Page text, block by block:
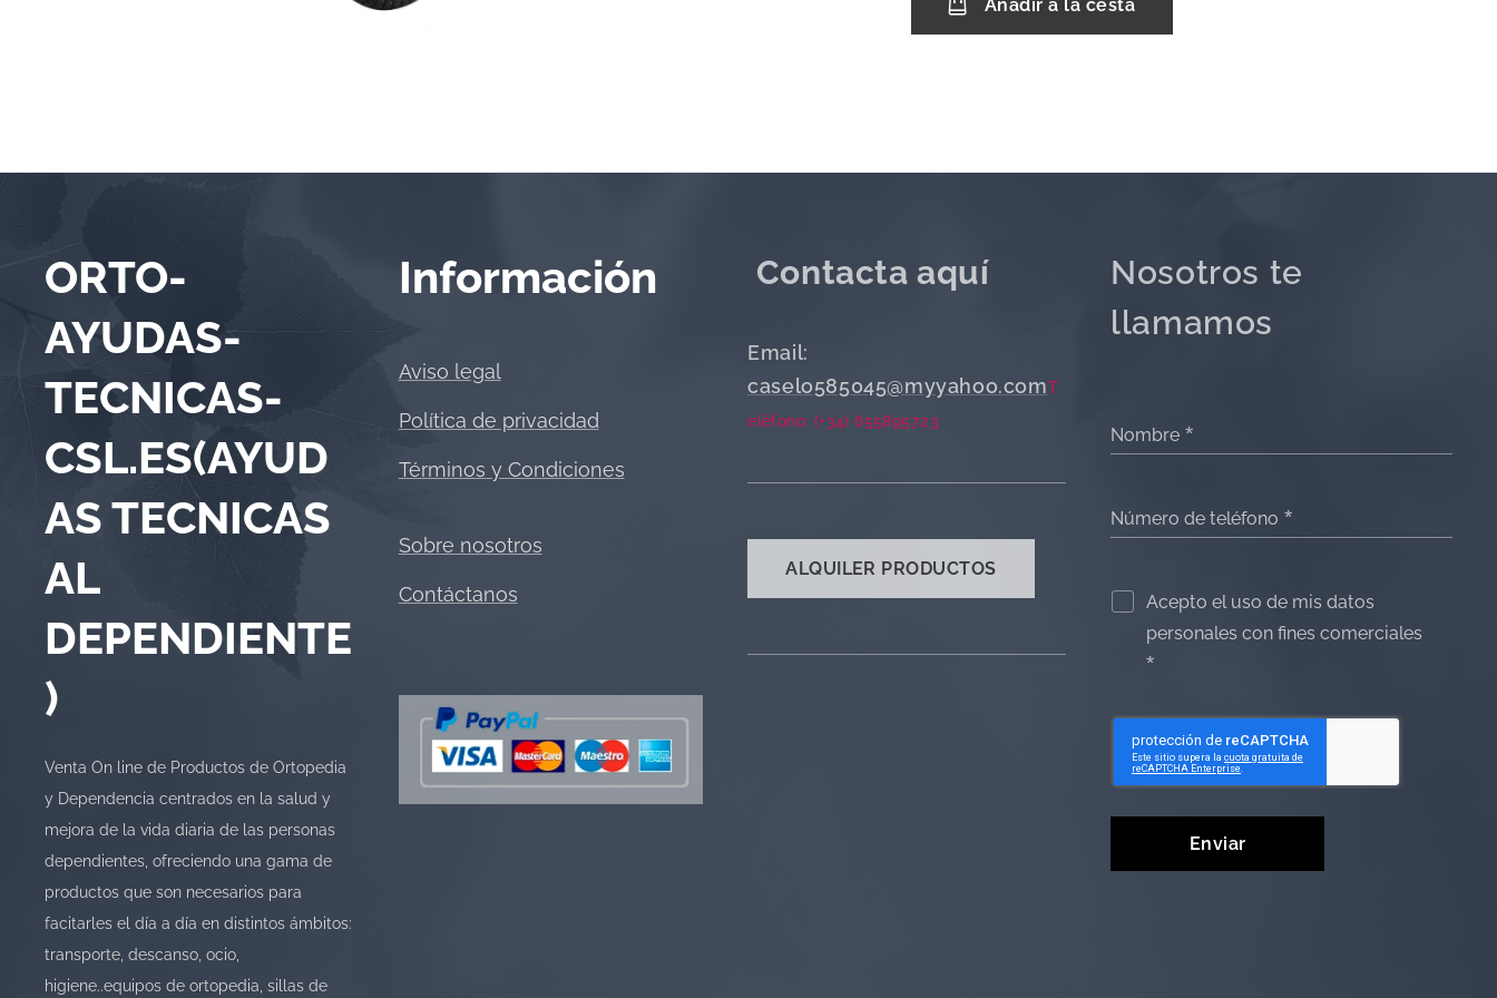
Añadir a la cesta
ORTO-
AYUDAS-
TECNICAS-
CSL.ES(AYUD
AS TECNICAS
AL
DEPENDIENTE
)
Venta On line de Productos de Ortopedia
y Dependencia centrados en la salud y
mejora de la vida diaria de las personas
dependientes, ofreciendo una gama de
productos que son necesarios para
facitarles el día a día en distintos ámbitos:
transporte, descanso, ocio,
higiene..equipos de ortopedia, sillas de
Información
Aviso legal
Política de privacidad
Términos y Condiciones
Sobre nosotros
Contáctanos
Contacta aquí
Email:
caselo585045@myyahoo.comT
eléfono: (+34) 655895723
ALQUILER PRODUCTOS
Nosotros te
llamamos
Nombre
Número de teléfono
Acepto el uso de mis datos
personales con fines comerciales
Enviar